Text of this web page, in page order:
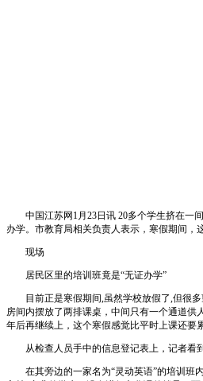
中国江苏网1月23日讯 20多个学生挤在一间
办学。市教育局相关负责人表示，寒假期间，
现场
居民区里的培训班竟是“无证办学”
目前正是寒假期间,虽然学校放假了,但很多
房间内摆放了两排课桌，中间只有一个通道
年后再继续上，这个寒假感觉比平时上课还要
从检查人员手中的信息登记表上，记者看到
在其旁边的一家名为“灵动英语”的培训班内